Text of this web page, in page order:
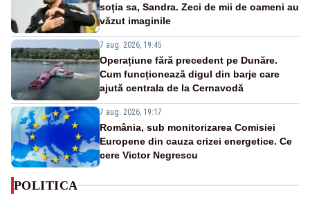
soția sa, Sandra. Zeci de mii de oameni au
văzut imaginile
7 aug. 2026, 19:45
Operațiune fără precedent pe Dunăre.
Cum funcționează digul din barje care
ajută centrala de la Cernavodă
7 aug. 2026, 19:17
România, sub monitorizarea Comisiei
Europene din cauza crizei energetice. Ce
cere Victor Negrescu
POLITICA